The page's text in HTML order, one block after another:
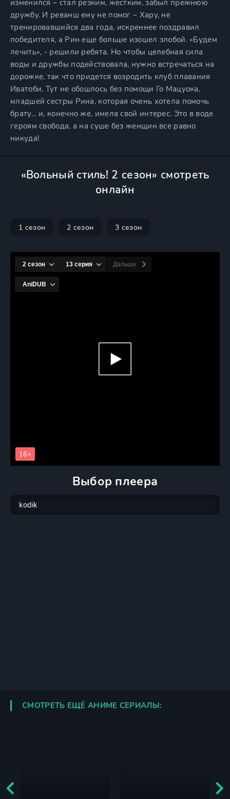
изменился – стал резким, жестким, забыл прежнюю
дружбу. И реванш ему не помог – Хару, не
тренировавшийся два года, искреннее поздравил
победителя, а Рин еще больше изошел злобой. «Будем
лечить», - решили ребята. Но чтобы целебная сила
воды и дружбы подействовала, нужно встречаться на
дорожке, так что придется возродить клуб плавания
Иватоби. Тут не обошлось без помощи Го Мацуока,
младшей сестры Рина, которая очень хотела помочь
брату… и, конечно же, имела свой интерес. Это в воде
героям свобода, а на суше без женщин все равно
никуда!
«Вольный стиль! 2 сезон» смотреть
онлайн
1 сезон 2 сезон 3 сезон
Выбор плеера
СМОТРЕТЬ ЕЩЁ АНИМЕ СЕРИАЛЫ: